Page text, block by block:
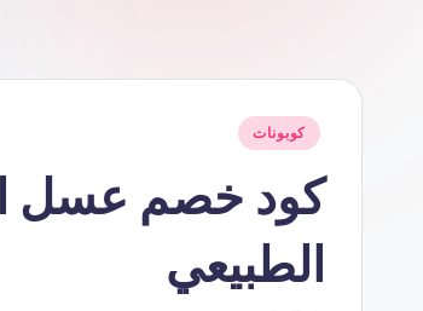
نُشركوبونات
الطبيعي